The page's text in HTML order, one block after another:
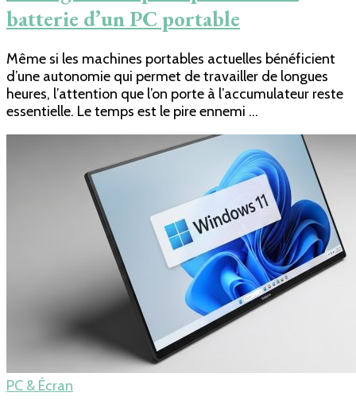
batterie d’un PC portable
Même si les machines portables actuelles bénéficient
d’une autonomie qui permet de travailler de longues
heures, l’attention que l’on porte à l’accumulateur reste
essentielle. Le temps est le pire ennemi …
PC & Écran